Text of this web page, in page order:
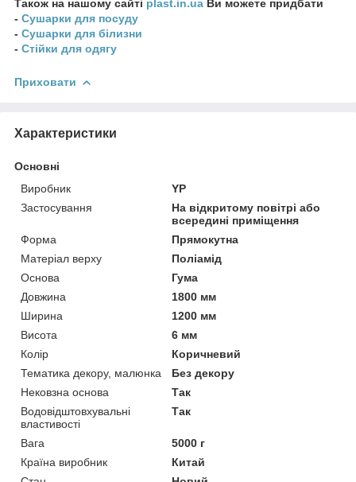
Також на нашому сайті plast.in.ua Ви можете придбати
- Сушарки для посуду
- Сушарки для білизни
- Стійки для одягу
Приховати
Характеристики
Основні
Виробник
YP
Застосування
На відкритому повітрі або
всередині приміщення
Форма
Прямокутна
Матеріал верху
Поліамід
Основа
Гума
Довжина
1800 мм
Ширина
1200 мм
Висота
6 мм
Колір
Коричневий
Тематика декору, малюнка
Без декору
Нековзна основа
Так
Водовідштовхувальні
властивості
Так
Вага
5000 г
Країна виробник
Китай